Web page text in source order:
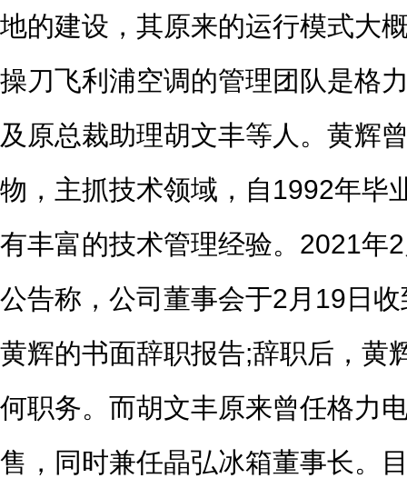
地的建设，其原来的运行模式大
操刀飞利浦空调的管理团队是格
及原总裁助理胡文丰等人。黄辉
物，主抓技术领域，自1992年毕
有丰富的技术管理经验。2021年
公告称，公司董事会于2月19日
黄辉的书面辞职报告;辞职后，黄
何职务。而胡文丰原来曾任格力
售，同时兼任晶弘冰箱董事长。